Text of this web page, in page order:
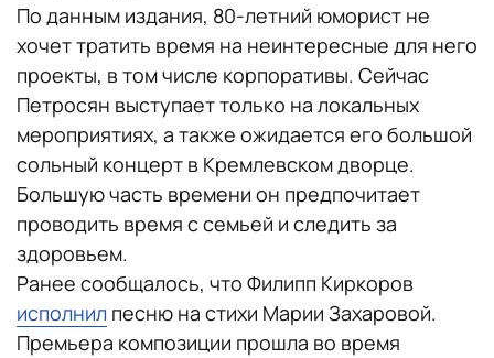
По данным издания, 80-летний юморист не
хочет тратить время на неинтересные для него
проекты, в том числе корпоративы. Сейчас
Петросян выступает только на локальных
мероприятиях, а также ожидается его большой
сольный концерт в Кремлевском дворце.
Большую часть времени он предпочитает
проводить время с семьей и следить за
здоровьем.
Ранее сообщалось, что Филипп Киркоров
исполнил песню на стихи Марии Захаровой.
Премьера композиции прошла во время